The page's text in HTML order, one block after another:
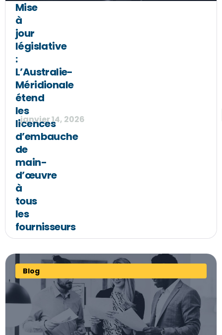
Mise
à
jour
législative
:
L’Australie-
Méridionale
étend
les
licences
d’embauche
de
main-
d’œuvre
à
tous
les
fournisseurs
janvier 14, 2026
Blog